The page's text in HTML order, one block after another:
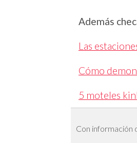
Además
Las
Cómo
5 moteles
Con información